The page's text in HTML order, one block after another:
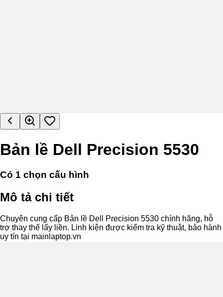
Bản lề Dell Precision 5530
Có 1 chọn cấu hình
Mô tả chi tiết
Chuyên cung cấp Bản lề Dell Precision 5530 chính hãng, hỗ
trợ thay thế lấy liền. Linh kiện được kiểm tra kỹ thuật, bảo hành
uy tín tại mainlaptop.vn